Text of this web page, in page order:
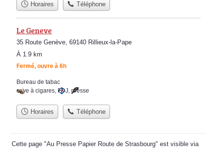
Horaires Téléphone
Le Geneve
35 Route Genève, 69140 Rillieux-la-Pape
À 1.9 km
Fermé, ouvre à 6h
Bureau de tabac
cave à cigares, FDJ, presse
Horaires Téléphone
Cette page "Au Presse Papier Route de Strasbourg" est visible via